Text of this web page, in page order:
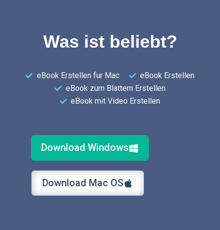
Was ist beliebt?
eBook Erstellen fur Mac
eBook Erstellen
eBook zum Blattern Erstellen
eBook mit Video Erstellen
Download Windows
Download Mac OS